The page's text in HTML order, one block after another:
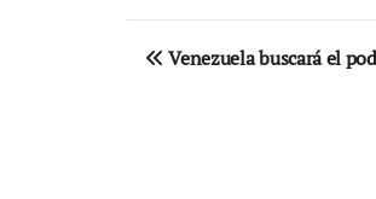
Navegación
Venezuela buscará el